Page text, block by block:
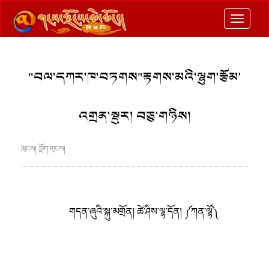
切
换
航
"བལ་དཀར་ཁ་བཏགས"རྟགས་མའི་ལྷུག་རྩོམ་
འགྲན་སྡུར། བཅུ་གཉིས།
ཁུངས། ཀློག་གྲངས།
གདན་ཞུའི་སྐུ་མགྲོན། ཚེ་ཤིས་ལྷ་དོན། ༼ཀན་ལྷོ༽